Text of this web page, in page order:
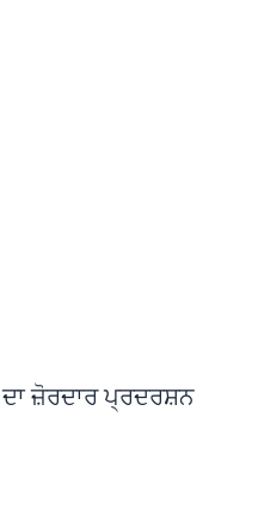
ਜ਼ੋਰਦਾਰ ਪ੍ਰਦਰਸ਼ਨ